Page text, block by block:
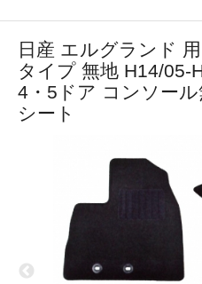
日産 エルグランド
タイプ 無地 H14/05-
4・5ドア コンソー
シート